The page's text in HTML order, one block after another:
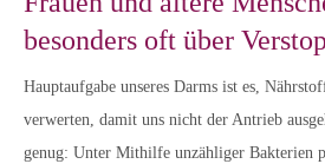
besonders oft über
Hauptaufgabe unseres Darms ist es,
verwerten, damit uns nicht der Antrieb
genug: Unter Mithilfe unzähliger Bakterien